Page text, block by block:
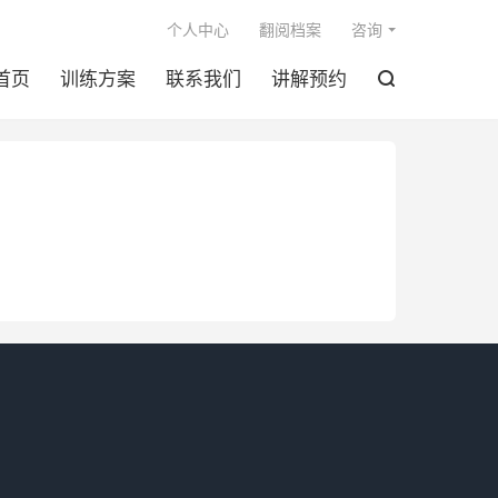
页 训练方案 联系我们 讲解预约 
个人中心 翻阅档案 咨询